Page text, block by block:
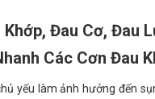
Đau Cơ, Đau
Các Cơn Đau
yếu làm ảnh hưởng đến